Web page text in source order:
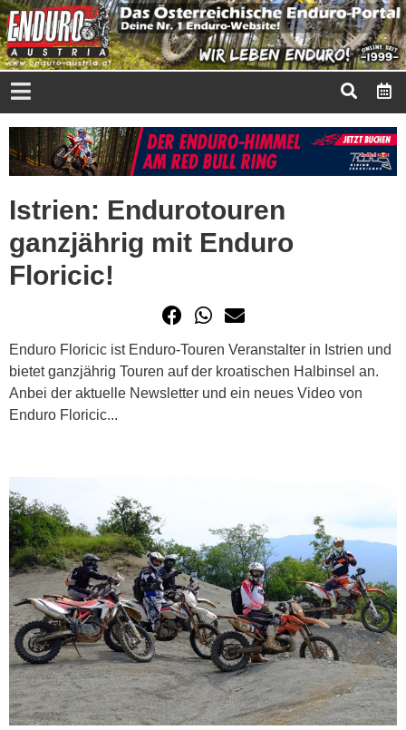
Istrien: Endurotouren
ganzjährig mit Enduro
Floricic!
Enduro Floricic ist Enduro-Touren Veranstalter in Istrien und
bietet ganzjährig Touren auf der kroatischen Halbinsel an.
Anbei der aktuelle Newsletter und ein neues Video von
Enduro Floricic...